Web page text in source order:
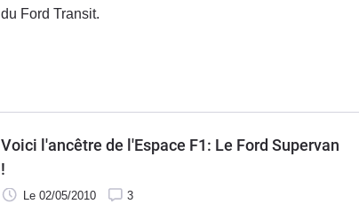
du Ford Transit.
Voici l'ancêtre de l'Espace F1: Le Ford Supervan
!
Le 02/05/2010 3